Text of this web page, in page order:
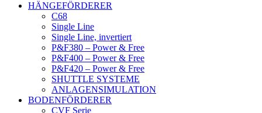
HÄNGEFÖRDERER
C68
Single Line
Single Line, invertiert
P&F380 – Power & Free
P&F400 – Power & Free
P&F420 – Power & Free
SHUTTLE SYSTEME
ANLAGENSIMULATION
BODENFÖRDERER
CVF Serie